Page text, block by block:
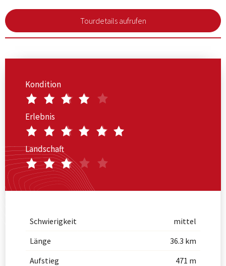
Tourdetails aufrufen
Kondition
Erlebnis
Landschaft
Schwierigkeit
mittel
Länge
36.3 km
Aufstieg
471 m